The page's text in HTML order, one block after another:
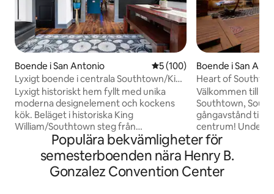
Boende i San Antonio 5 av 5 i genomsnittligt
5 (100)
Lyxigt boende i centrala Southtown/King
William
Lyxigt historiskt hem fyllt med unika
moderna designelement och kockens
kök. Beläget i historiska King
William/Southtown steg från
restauranger, barer och parker. •Henry
B. Gonzalez Convention Center: 5
minuters bilresa/16 minuters promenad
(0,8 miles) •The Pearl: 9 minuters bilresa
Boende i San
Heart of
Hängmatta | King
Välkommen till
Southtown,
gångavstånd till
centrum! Under
av vår varma och
badtunna. <b>Vårt boende
erbjuder</b> -
hängmatta, grill
Populära bekvämligheter för
semesterboenden nära Henry B.
Gonzalez Convention Center